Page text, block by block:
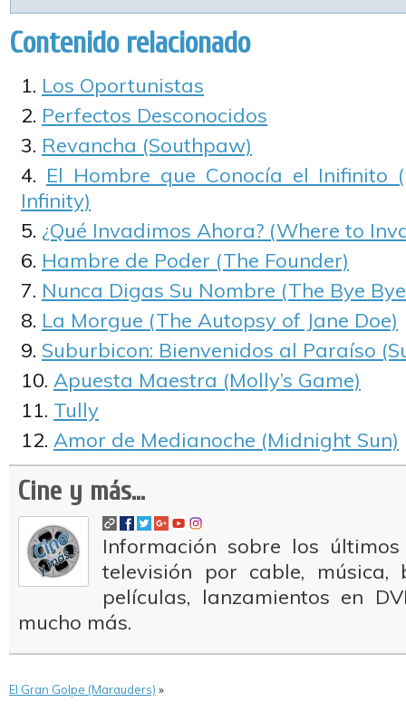
Contenido relacionado
Los Oportunistas
Perfectos Desconocidos
Revancha (Southpaw)
El Hombre que Conocía el Inifinito
Infinity)
¿Qué Invadimos Ahora? (Where to
Hambre de Poder (The Founder)
Nunca Digas Su Nombre (The Bye
La Morgue (The Autopsy of Jane Doe)
Suburbicon: Bienvenidos al Paraíso
Apuesta Maestra (Molly’s Game)
Tully
Amor de Medianoche (Midnight Sun)
Cine y más...
Información sobre los
televisión por cable, música,
películas, lanzamientos en
mucho más.
El Gran Golpe (Marauders) »